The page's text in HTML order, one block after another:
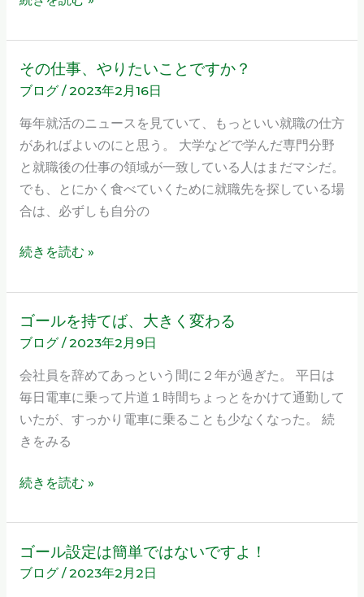
ブ
ロ
グ
は
じ
め
ま
す。
その仕事、やりたいことですか？
ブログ/2023年2月16日
毎年就活のニュースを見ていて、もっといい就職の仕方
があればよいのにと思う。 大学などで学んだ専門分野
と就職後の仕事の領域が一致している人はまだマシだ。
でも、とにかく食べていくために就職先を探している場
合は、必ずしも自分の
そ
の
仕
や
た
い
こ
で
か？
続きを読む »
ゴールを持てば、大きく変わる
ブログ/2023年2月9日
会社員を辞めてあっという間に２年が過ぎた。 平日は
毎日電車に乗って片道１時間ちょっとをかけて通勤して
いたが、すっかり電車に乗ることも少なくなった。 続
きをみる
ゴ
ー
ル
を
大
く
わ
続きを読む »
ゴール設定は簡単ではないですよ！
ブログ/2023年2月2日
ゴ
ー